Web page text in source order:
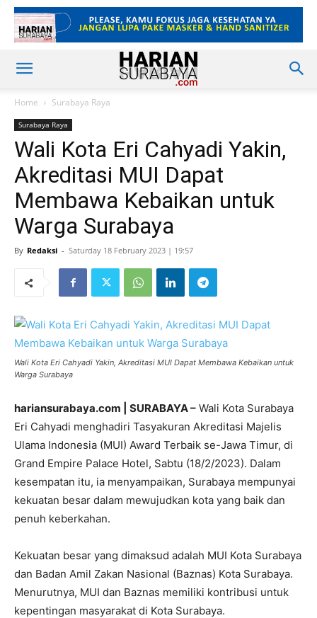
Home Surabaya Raya
Surabaya Raya
Wali Kota Eri Cahyadi Yakin,
Akreditasi MUI Dapat
Membawa Kebaikan untuk
Warga Surabaya
By Redaksi - Saturday 18 February 2023 | 19:57
Wali Kota Eri Cahyadi Yakin, Akreditasi MUI Dapat Membawa Kebaikan untuk
Warga Surabaya
hariansurabaya.com | SURABAYA – Wali Kota Surabaya
Eri Cahyadi menghadiri Tasyakuran Akreditasi Majelis
Ulama Indonesia (MUI) Award Terbaik se-Jawa Timur, di
Grand Empire Palace Hotel, Sabtu (18/2/2023). Dalam
kesempatan itu, ia menyampaikan, Surabaya mempunyai
kekuatan besar dalam mewujudkan kota yang baik dan
penuh keberkahan.
Kekuatan besar yang dimaksud adalah MUI Kota Surabaya
dan Badan Amil Zakan Nasional (Baznas) Kota Surabaya.
Menurutnya, MUI dan Baznas memiliki kontribusi untuk
kepentingan masyarakat di Kota Surabaya.